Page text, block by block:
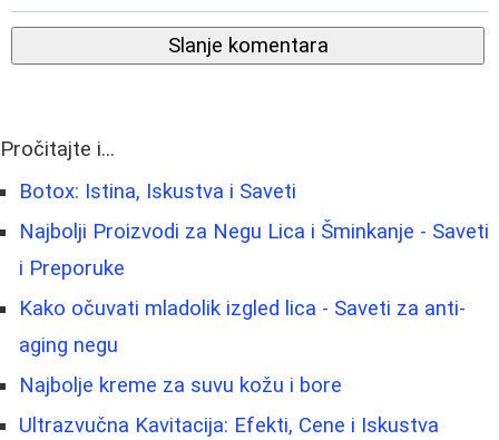
Slanje komentara
Pročitajte i...
Botox: Istina, Iskustva i Saveti
Najbolji Proizvodi za Negu Lica i Šminkanje - Saveti
i Preporuke
Kako očuvati mladolik izgled lica - Saveti za anti-
aging negu
Najbolje kreme za suvu kožu i bore
Ultrazvučna Kavitacija: Efekti, Cene i Iskustva